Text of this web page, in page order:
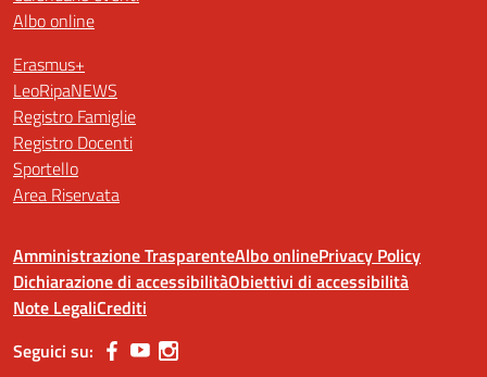
Albo online
Erasmus+
LeoRipaNEWS
Registro Famiglie
Registro Docenti
Sportello
Area Riservata
Amministrazione TrasparenteAlbo onlinePrivacy Policy
Dichiarazione di accessibilitàObiettivi di accessibilità
Note LegaliCrediti
Seguici su: